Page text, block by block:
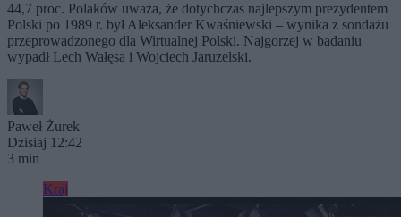
44,7 proc. Polaków uważa, że dotychczas najlepszym prezydentem
Polski po 1989 r. był Aleksander Kwaśniewski – wynika z sondażu
przeprowadzonego dla Wirtualnej Polski. Najgorzej w badaniu
wypadł Lech Wałęsa i Wojciech Jaruzelski.
Paweł Żurek
Dzisiaj 12:42
3 min
Kraj